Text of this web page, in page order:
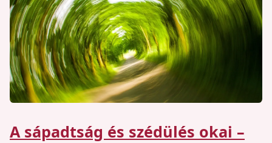
A sápadtság és szédülés okai –